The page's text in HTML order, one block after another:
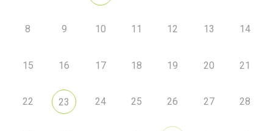
8 9 10 11 12 13 14
15 16 17 18 19 20 21
22 23 24 25 26 27 28